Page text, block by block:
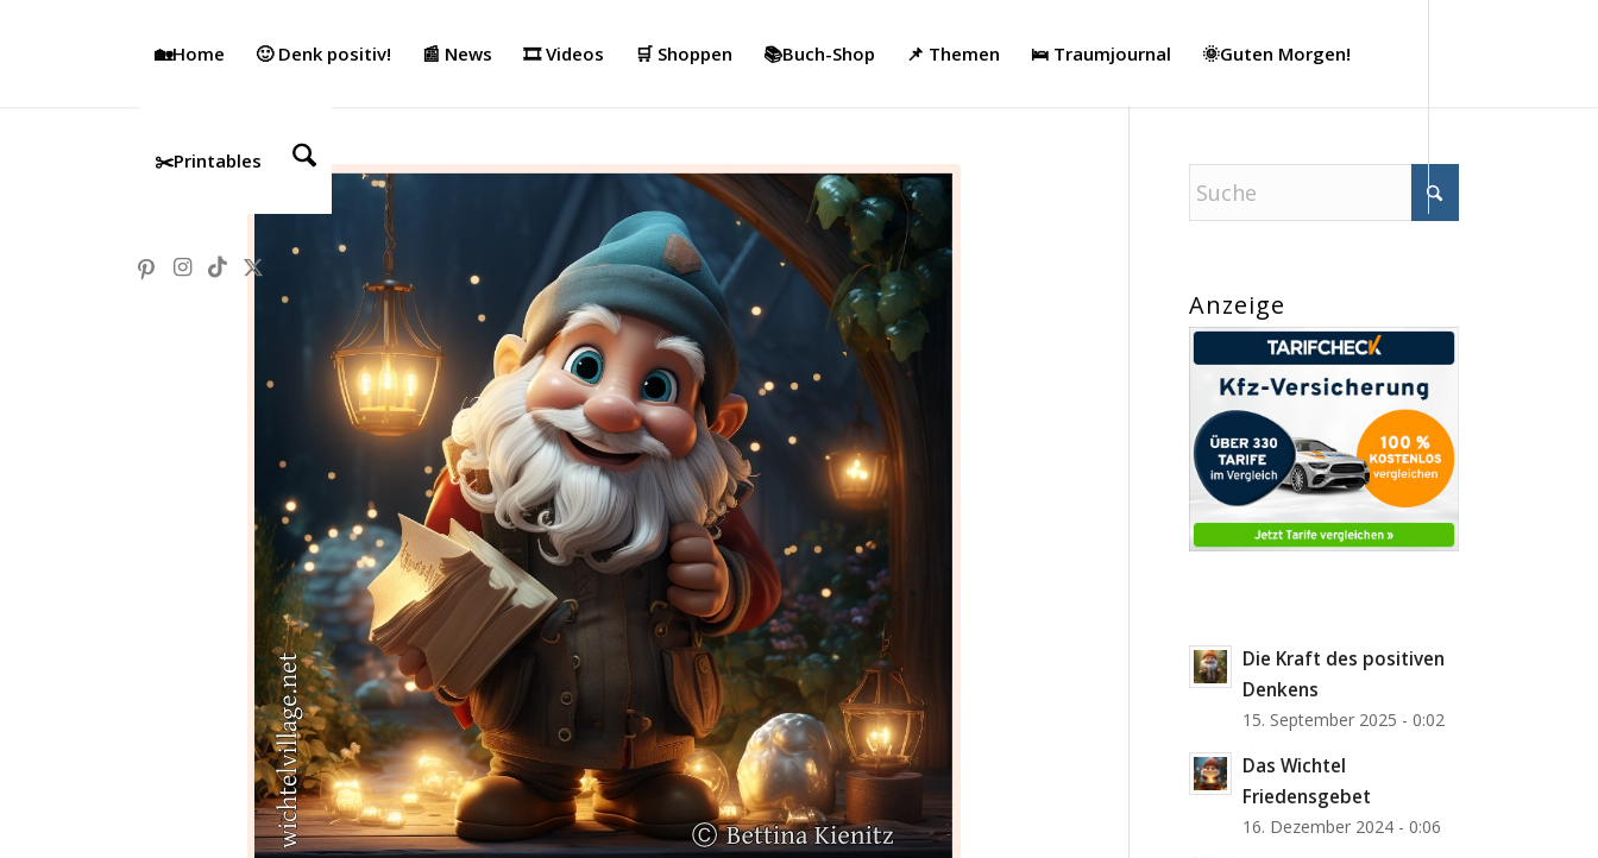
🏡Home 🙂 Denk positiv! 📰 News 🎞️ Videos 🛒 Shoppen 📚Buch-Shop 📌 Themen 🛌 Traumjournal 🌞Guten Morgen!
✂️Printables
Anzeige
Die Kraft des positiven
Denkens
15. September 2025 - 0:02
Das Wichtel
Friedensgebet
16. Dezember 2024 - 0:06